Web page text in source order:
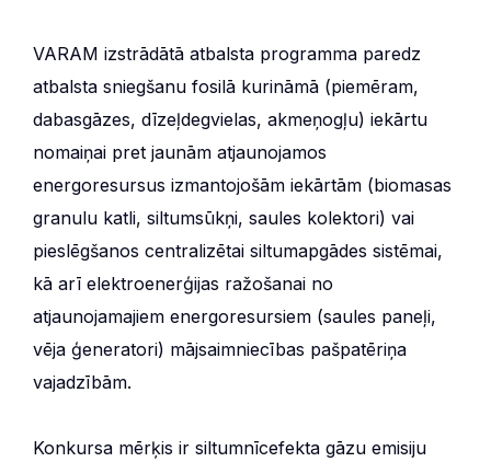
VARAM izstrādātā atbalsta programma paredz
atbalsta sniegšanu fosilā kurināmā (piemēram,
dabasgāzes, dīzeļdegvielas, akmeņogļu) iekārtu
nomaiņai pret jaunām atjaunojamos
energoresursus izmantojošām iekārtām (biomasas
granulu katli, siltumsūkņi, saules kolektori) vai
pieslēgšanos centralizētai siltumapgādes sistēmai,
kā arī elektroenerģijas ražošanai no
atjaunojamajiem energoresursiem (saules paneļi,
vēja ģeneratori) mājsaimniecības pašpatēriņa
vajadzībām.
Konkursa mērķis ir siltumnīcefekta gāzu emisiju